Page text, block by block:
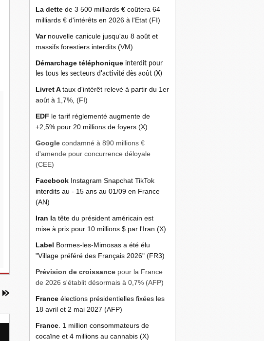
La dette de 3 500 milliards € coûtera 64
milliards € d'intérêts en 2026 à l'Etat (FI)
Var nouvelle canicule jusqu'au 8 août et
massifs forestiers interdits (VM)
Démarchage téléphonique interdit pour
les tous les secteurs d'activité dès août (X)
Livret Ataux d'intérêt relevé à partir du 1er
août à 1,7%, (FI)
EDF le tarif réglementé augmente de
+2,5% pour 20 millions de foyers (X)
Google condamné à 890 millions €
d'amende pour concurrence déloyale
(CEE)
Facebook Instagram Snapchat TikTok
interdits au - 15 ans au 01/09 en France
(AN)
Iran la tête du président américain est
mise à prix pour 10 millions $ par l'Iran (X)
Label Bormes-les-Mimosas a été élu
"Village préféré des Français 2026" (FR3)
Prévision de croissance pour la France
de 2026 s'établit désormais à 0,7% (AFP)
France élections présidentielles fixées les
18 avril et 2 mai 2027 (AFP)
France . 1 million consommateurs de
cocaïne et 4 millions au cannabis (X)